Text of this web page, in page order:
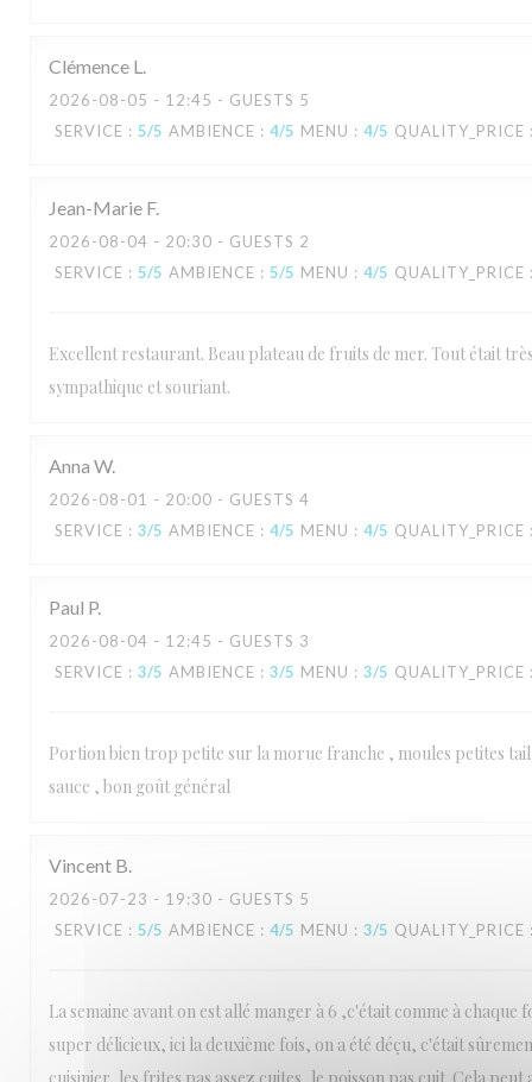
Clémence L
2026-08-05 - 12:45 - GUESTS 5
SERVICE : 5/5 AMBIENCE : 4/5 MENU : 4/5 QUALITY_PRICE
Jean-Marie F
2026-08-04 - 20:30 - GUESTS 2
SERVICE : 5/5 AMBIENCE : 5/5 MENU : 4/5 QUALITY_PRICE
Excellent restaurant. Beau plateau de fruits de mer. Tout était
sympathique et souriant.
Anna W
2026-08-01 - 20:00 - GUESTS 4
SERVICE : 3/5 AMBIENCE : 4/5 MENU : 4/5 QUALITY_PRICE
Paul P
2026-08-04 - 12:45 - GUESTS 3
SERVICE : 3/5 AMBIENCE : 3/5 MENU : 3/5 QUALITY_PRICE
Portion bien trop petite sur la morue franche , moules petites
sauce , bon goût général
Vincent B
2026-07-23 - 19:30 - GUESTS 5
SERVICE : 5/5 AMBIENCE : 4/5 MENU : 3/5 QUALITY_PRICE
La semaine avant on est allé manger à 6 ,c'était comme à chaque
super délicieux, ici la deuxième fois, on a été déçu, c'était